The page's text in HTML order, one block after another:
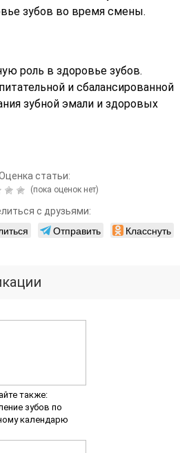
зубов во время смены.
роль в здоровье зубов.
и сбалансированной
зубной эмали и здоровых
статьи:
(пока оценок нет)
с друзьями:
Отправить Класснуть
также:
зубов по
календарю